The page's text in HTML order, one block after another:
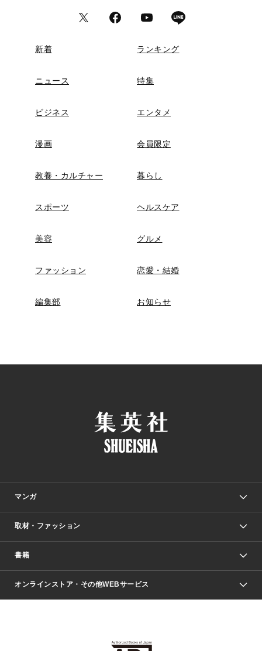
新着 ランキング
ニュース 特集
ビジネス エンタメ
漫画 会員限定
教養・カルチャー 暮らし
スポーツ ヘルスケア
美容 グルメ
ファッション 恋愛・結婚
編集部 お知らせ
マンガ
少年マンガ
Vジャンプ
週刊ヤングジャンプ
取材・ファッション
Seventeen
芸能・情報・スポーツ
書籍
文芸・文庫・総合
ライトノベル・ノベライズ
オンラインストア・その他WEBサービス